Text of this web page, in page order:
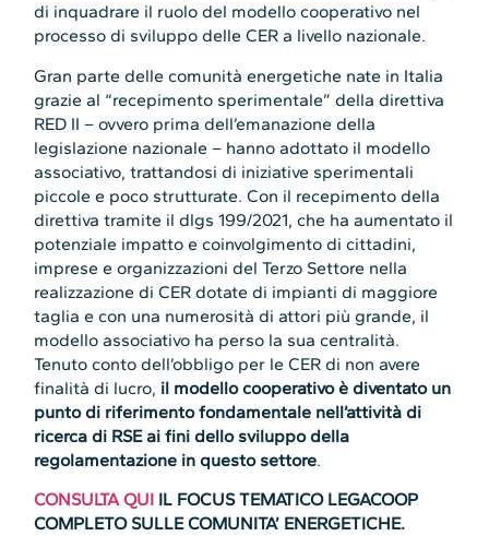
di inquadrare il ruolo del modello cooperativo nel
processo di sviluppo delle CER a livello nazionale.
Gran parte delle comunità energetiche nate in Italia
grazie al “recepimento sperimentale” della direttiva
RED II – ovvero prima dell’emanazione della
legislazione nazionale – hanno adottato il modello
associativo, trattandosi di iniziative sperimentali
piccole e poco strutturate. Con il recepimento della
direttiva tramite il dlgs 199/2021, che ha aumentato il
potenziale impatto e coinvolgimento di cittadini,
imprese e organizzazioni del Terzo Settore nella
realizzazione di CER dotate di impianti di maggiore
taglia e con una numerosità di attori più grande, il
modello associativo ha perso la sua centralità.
Tenuto conto dell’obbligo per le CER di non avere
finalità di lucro, il modello cooperativo è diventato un
punto di riferimento fondamentale nell’attività di
ricerca di RSE ai fini dello sviluppo della
regolamentazione in questo settore.
CONSULTA QUI IL FOCUS TEMATICO LEGACOOP
COMPLETO SULLE COMUNITA’ ENERGETICHE.